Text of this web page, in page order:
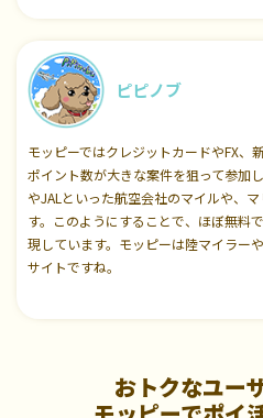
ピピノブ
モッピーではクレジットカードやFX、
ポイント数が大きな案件を狙って参加
やJALといった航空会社のマイルや、
す。このようにすることで、ほぼ無料
現しています。モッピーは陸マイラー
サイトですね。
おトクなユー